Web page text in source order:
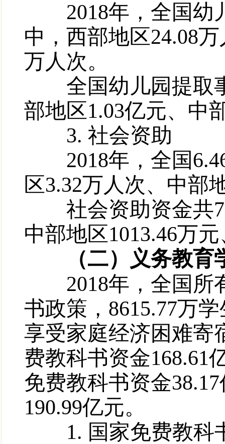
2018年，全国幼儿
中，西部地区24.08
万人次。
全国幼儿园提取事
部地区1.03亿元、中
3. 社会资助
2018年，全国6.46
区3.32万人次、中部
社会资助资金共
中部地区1013.46万
（二）义务教育
2018年，全国所
书政策，8615.77万
享受家庭经济困难寄
费教科书资金168.61
免费教科书资金
190.99亿元。
1. 国家免费教科